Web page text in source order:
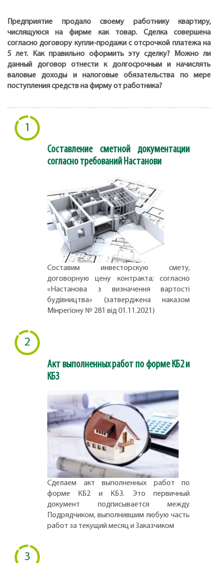
Предприятие продало своему работнику квартиру,
числящуюся на фирме как товар. Сделка совершена
согласно договору купли-продажи с отсрочкой платежа на
5 лет. Как правильно оформить эту сделку? Можно ли
данный договор отнести к долгосрочным и начислять
валовые доходы и налоговые обязательства по мере
поступления средств на фирму от работника?
1
Составление сметной документации
согласно требований Настанови
Составим инвесторскую смету,
договорную цену контракта; согласно
«Настанова з визначення вартості
будівництва» (затверджена наказом
Мінрегіону № 281 від 01.11.2021)
2
Акт выполненных работ по форме КБ2 и
КБ3
Сделаем акт выполненных работ по
форме КБ2 и КБ3. Это первичный
документ подписывается между
Подрядчиком, выполнившим любую часть
работ за текущий месяц и Заказчиком
3